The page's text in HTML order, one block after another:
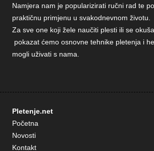
Namjera nam je popularizirati ručni rad te
praktičnu primjenu u svakodnevnom životu.
Za sve one koji žele naučiti plesti ili se
pokazat ćemo osnovne tehnike pletenja i
mogli uživati s nama.
Pletenje.net
Početna
Novosti
Kontakt